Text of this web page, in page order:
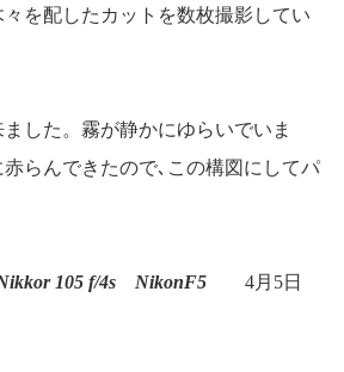
を配したカットを数枚撮影してい
した。霧が静かにゆらいでいま
らんできたので､この構図にしてパ
105 f/4s NikonF5 4月5日